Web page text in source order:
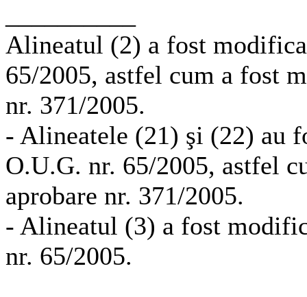
Alineatul (2) a fost
65/2005, astfel cum a fost
nr. 371/2005.
- Alineatele (21) şi (22) au
O.U.G. nr. 65/2005, astfel
aprobare nr. 371/2005.
- Alineatul (3) a fost
nr. 65/2005.